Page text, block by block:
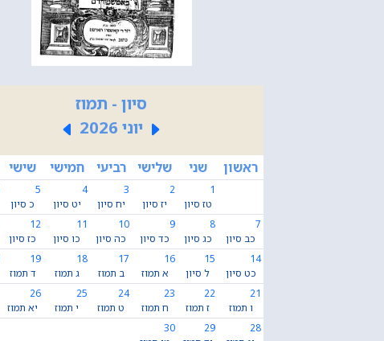
סיון - תמוז
יוני 2026
ראשון שני שלישי רביעי חמישי שישי
1
טז סיון
2
יז סיון
3
יח סיון
4
יט סיון
5
כ סיון
7
כב סיון
8
כג סיון
9
כד סיון
10
כה סיון
11
כו סיון
12
כז סיון
14
כט סיון
15
ל סיון
16
א תמוז
17
ב תמוז
18
ג תמוז
19
ד תמוז
21
ו תמוז
22
ז תמוז
23
ח תמוז
24
ט תמוז
25
י תמוז
26
יא תמוז
28
29
30